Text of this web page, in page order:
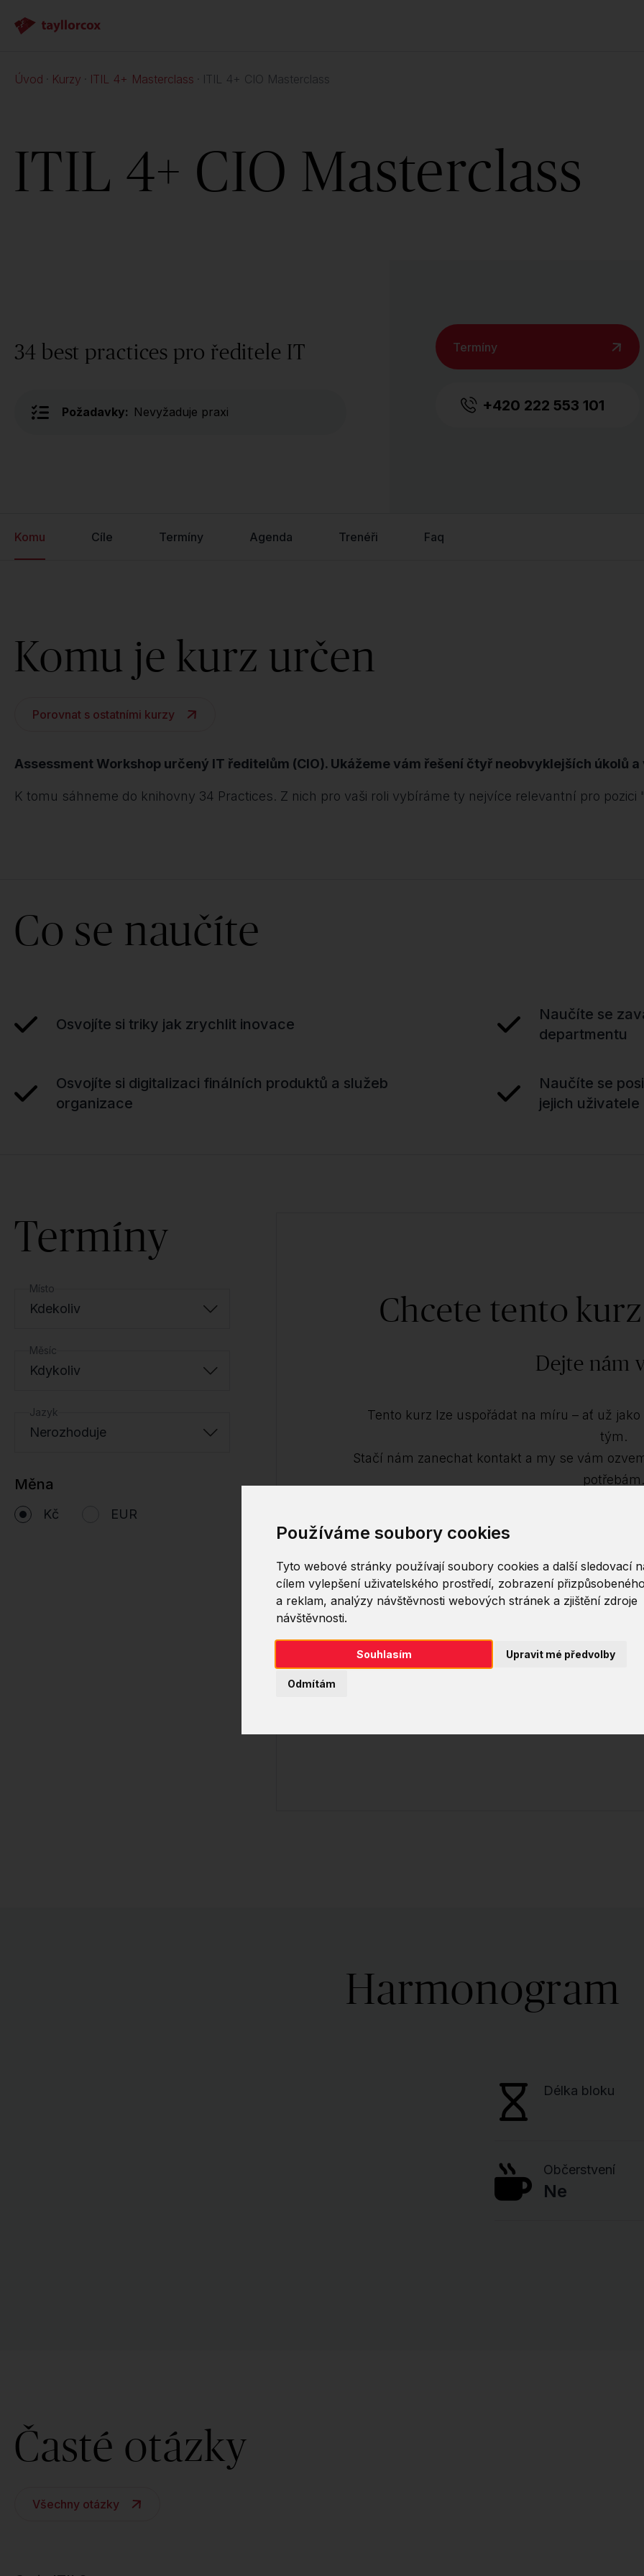
Používáme soubory cookies
Tyto webové stránky používají soubory cookies a další sledovací
cílem vylepšení uživatelského prostředí, zobrazení
a reklam, analýzy návštěvnosti webových stránek a zjištění zdroje
návštěvnosti.
Souhlasím
Odmítám
Upravit mé předvolby
Úvod Kurzy ITIL 4+ Masterclass ITIL 4+ CIO Masterclass
ITIL 4+ CIO Masterclass
34 best practices pro ředitele IT
Požadavky: Nevyžaduje praxi
Termíny
+420 222 553 101
Komu Cíle Termíny Agenda Trenéři Faq
Komu je kurz určen
Porovnat s ostatními kurzy
Assessment Workshop určený IT ředitelům (CIO). Ukážeme vám řešení čtyř neobvyklejších úkolů
K tomu sáhneme do knihovny 34 Practices. Z nich pro vaši roli vybíráme ty nejvíce relevantní pro pozici
Co se naučíte
Osvojíte si triky jak zrychlit inovace
Naučíte se
departmentu
Osvojíte si digitalizaci finálních produktů a služeb
organizace
Naučíte se
jejich uživatele
Termíny
Místo
Kdekoliv
Měsíc
Kdykoliv
Jazyk
Nerozhoduje
Měna
Kč EUR
Chcete tento
Dejte nám
Tento kurz lze uspořádat na míru – ať už
tým.
Stačí nám zanechat kontakt a my se vám
potřebám.
Jméno
E-mail Poznámka
Harmonogram
Délka bloku
Občerstvení
Ne
Časté otázky
Všechny otázky